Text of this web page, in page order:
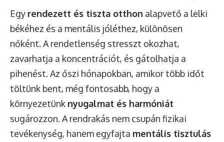
Egy rendezett és tiszta otthon alapvető a lelki
békéhez és a mentális jóléthez, különösen
nőként. A rendetlenség stresszt okozhat,
zavarhatja a koncentrációt, és gátolhatja a
pihenést. Az őszi hónapokban, amikor több időt
töltünk bent, még fontosabb, hogy a
környezetünk nyugalmat és harmóniát
sugározzon. A rendrakás nem csupán fizikai
tevékenység, hanem egyfajta mentális tisztulás